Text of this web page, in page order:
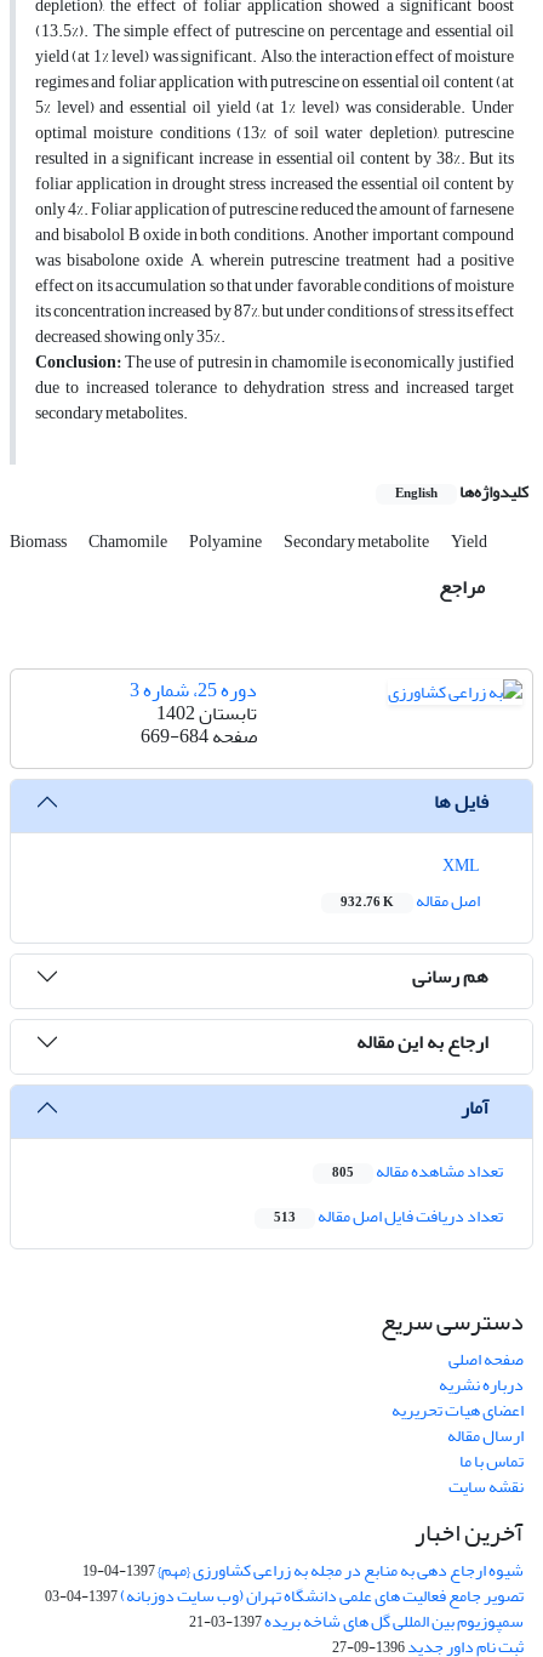
(13.5%). The simple effect of putrescine on percentage and essential oil
yield (at 1% level) was significant. Also, the interaction effect of moisture
regimes and foliar application with putrescine on essential oil content (at
5% level) and essential oil yield (at 1% level) was considerable. Under
optimal moisture conditions (13% of soil water depletion), putrescine
resulted in a significant increase in essential oil content by 38%. But its
foliar application in drought stress increased the essential oil content by
only 4%. Foliar application of putrescine reduced the amount of farnesene
and bisabolol B oxide in both conditions. Another important compound
was bisabolone oxide A, wherein putrescine treatment had a positive
effect on its accumulation so that under favorable conditions of moisture
its concentration increased by 87%, but under conditions of stress its effect
decreased, showing only 35%.
Conclusion:The use of putresin in chamomile is economically justified
due to increased tolerance to dehydration stress and increased target
secondary metabolites.
کلیدواژه‌ها English
Biomass Chamomile Polyamine Secondary metabolite Yield
مراجع
دوره 25، شماره 3
تابستان 1402
صفحه669-684
فایل ها
اصل مقاله
932.76 K
هم رسانی
ارجاع به این مقاله
آمار
تعداد مشاهده مقاله 805
تعداد دریافت فایل اصل مقاله 513
دسترسی سریع
صفحه اصلی
درباره نشریه
اعضای هیات تحریریه
ارسال مقاله
تماس با ما
نقشه سایت
آخرین اخبار
شیوه ارجاع دهی به منابع در مجله به زراعی کشاورزی {مهم}1397-04-19
تصویر جامع فعالیت های علمی دانشگاه تهران (وب سایت دوزبانه)1397-04-03
سمپوزیوم بین المللی گل های شاخه بریده1397-03-21
ثبت نام داور جدید1396-09-27